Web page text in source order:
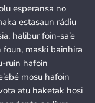
esperansa no
estasaun rádiu
halibur foin-sa’e
maski bainhira
ruin hafoin
mosu hafoin
atu haketak hosi